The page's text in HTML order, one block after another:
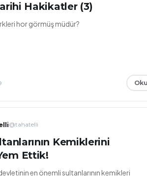
Hakikatler (3)
hor görmüş müdür?
Oku
@tahatelli
Kemiklerini
Ettik!
en önemli sultanlarının kemikleri